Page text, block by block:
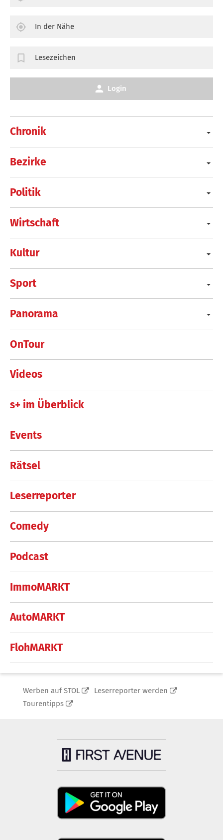
Chronik
Bezirke
Politik
Wirtschaft
Kultur
Sport
Panorama
OnTour
Videos
s+ im Überblick
Events
Rätsel
Leserreporter
Comedy
Podcast
ImmoMARKT
AutoMARKT
FlohMARKT
In der Nähe
Lesezeichen
Login
Werben auf STOL
Leserreporter werden
Tourentipps